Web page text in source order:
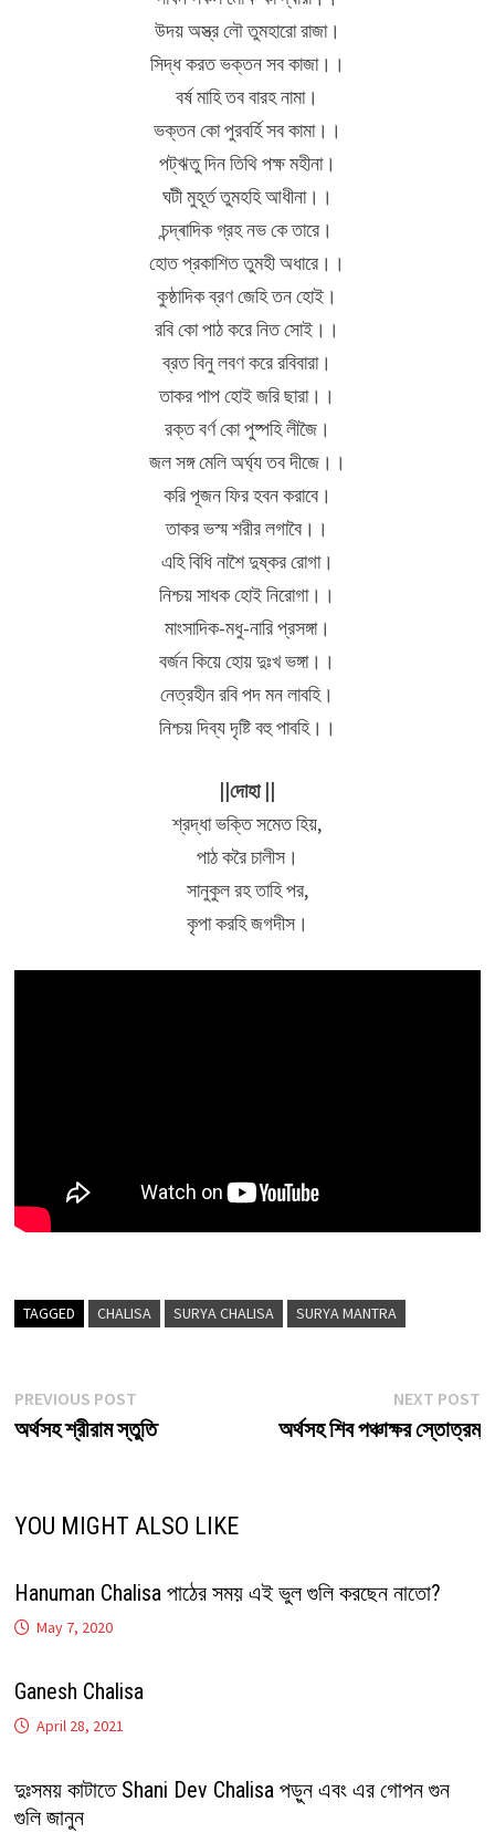
উদয় অস্ত্র লৌ তুমহারো রাজা।
সিদ্ধ করত ভক্তন সব কাজা।।
বর্ষ মাহি তব বারহ নামা।
ভক্তন কো পুরবৰ্হি সব কামা।।
পট্‌ঋতু দিন তিথি পক্ষ মহীনা।
ঘটী মুহূর্ত তুমহহি আধীনা।।
চন্দ্ৰাদিক গ্রহ নভ কে তারে।
হোত প্রকাশিত তুমহী অধারে।।
কুষ্ঠাদিক ব্রণ জেহি তন হোই।
রবি কো পাঠ করে নিত সোই।।
ব্রত বিনু লবণ করে রবিবারা।
তাকর পাপ হোই জরি ছারা।।
রক্ত বর্ণ কো পুষ্পহি লীজৈ।
জল সঙ্গ মেলি অর্ঘ‍্য তব দীজে।।
করি পূজন ফির হবন করাবে।
তাকর ভস্ম শরীর লগাবৈ।।
এহি বিধি নাশৈ দুষ্কর রোগা।
নিশ্চয় সাধক হোই নিরোগা।।
মাংসাদিক-মধু-নারি প্রসঙ্গা।
বর্জন কিয়ে হোয় দুঃখ ভঙ্গা।।
নেত্রহীন রবি পদ মন লাবহি।
নিশ্চয় দিব্য দৃষ্টি বহু পাবহি।।
||দোহা ||
শ্রদ্ধা ভক্তি সমেত হিয়,
পাঠ করৈ চালীস।
সানুকুল রহ তাহি পর,
কৃপা করহি জগদীস।
TAGGED CHALISA SURYA CHALISA SURYA MANTRA
Post
navigation
PREVIOUS POSTPrevious
post:
অর্থসহ শ্রীরাম স্তুতি
NEXT POST
অর্থসহ শিব পঞ্চাক্ষর স্তোত্রম্
YOU MIGHT ALSO LIKE
Hanuman Chalisa পাঠের সময় এই ভুল গুলি করছেন নাতো?
May 7, 2020
Ganesh Chalisa
April 28, 2021
দুঃসময় কাটাতে Shani Dev Chalisa পড়ুন এবং এর গোপন গুন
গুলি জানুন